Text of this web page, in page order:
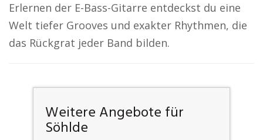
Erlernen der E-Bass-Gitarre entdeckst du eine
Welt tiefer Grooves und exakter Rhythmen, die
das Rückgrat jeder Band bilden.
Weitere Angebote für
Söhlde